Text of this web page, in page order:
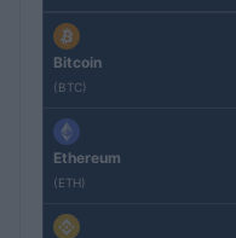
Bitcoin
(BTC)
Ethereum
(ETH)